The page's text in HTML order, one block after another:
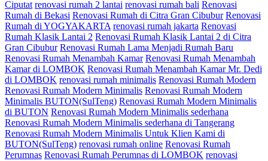
Ciputat renovasi rumah 2 lantai renovasi rumah bali Renovasi
Rumah di Bekasi Renovasi Rumah di Citra Gran Cibubur Renovasi
Rumah di YOGYAKARTA renovasi rumah jakarta Renovasi
Rumah Klasik Lantai 2 Renovasi Rumah Klasik Lantai 2 di Citra
Gran Cibubur Renovasi Rumah Lama Menjadi Rumah Baru
Renovasi Rumah Menambah Kamar Renovasi Rumah Menambah
Kamar di LOMBOK Renovasi Rumah Menambah Kamar Mr. Dedi
di LOMBOK renovasi rumah minimalis Renovasi Rumah Modern
Renovasi Rumah Modern Minimalis Renovasi Rumah Modern
Minimalis BUTON(SulTeng) Renovasi Rumah Modern Minimalis
di BUTON Renovasi Rumah Modern Minimalis sederhana
Renovasi Rumah Modern Minimalis sederhana di Tangerang
Renovasi Rumah Modern Minimalis Untuk Klien Kami di
BUTON(SulTeng) renovasi rumah online Renovasi Rumah
Perumnas Renovasi Rumah Perumnas di LOMBOK renovasi